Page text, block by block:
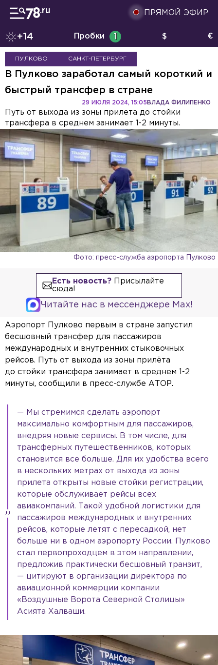
ПРЯМОЙ ЭФИР
+14 Пробки 1 $ €
ПУЛКОВО САНКТ-ПЕТЕРБУРГ
В Пулково заработал самый короткий и
быстрый трансфер в стране
ВЛАДА ФИЛИПЕНКО
29 ИЮЛЯ 2024, 15:05
Путь от выхода из зоны прилета до стойки
трансфера в среднем занимает 1-2 минуты.
Фото: пресс-служба аэропорта Пулково
Есть новость?Присылайте
сюда!
Читайте нас в мессенджере Max!
Аэропорт Пулково первым в стране запустил
бесшовный трансфер для пассажиров
международных и внутренних стыковочных
рейсов. Путь от выхода из зоны прилёта
до стойки трансфера занимает в среднем 1-2
минуты, сообщили в пресс-службе АТОР.
— Мы стремимся сделать аэропорт
максимально комфортным для пассажиров,
внедряя новые сервисы. В том числе, для
трансферных путешественников, которых
становится все больше. Для их удобства всего
в нескольких метрах от выхода из зоны
прилета открыты новые стойки регистрации,
которые обслуживает рейсы всех
авиакомпаний. Такой удобной логистики для
пассажиров международных и внутренних
рейсов, которые летят с пересадкой, нет
больше ни в одном аэропорту России. Пулково
стал первопроходцем в этом направлении,
предложив практически бесшовный транзит,
— цитируют в организации директора по
авиационной коммерции компании
«Воздушные Ворота Северной Столицы»
Асията Халваши.